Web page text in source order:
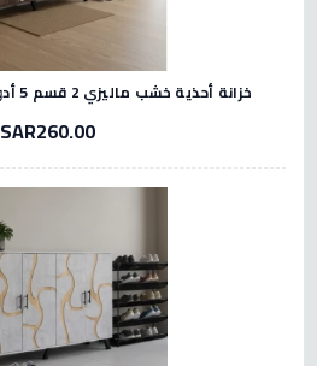
خزانة أحذية خشب ماليزي 2 قسم 5 أدوار - بني غامق ورصاصي
SAR260.00